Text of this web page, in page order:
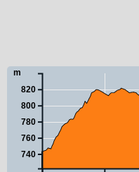
740
760
780
800
820
m